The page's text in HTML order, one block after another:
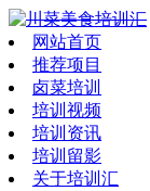
网站首页
推荐项目
卤菜培训
培训视频
培训资讯
培训留影
关于培训汇